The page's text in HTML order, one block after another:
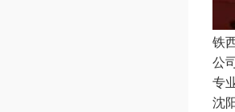
铁
公
专
沈